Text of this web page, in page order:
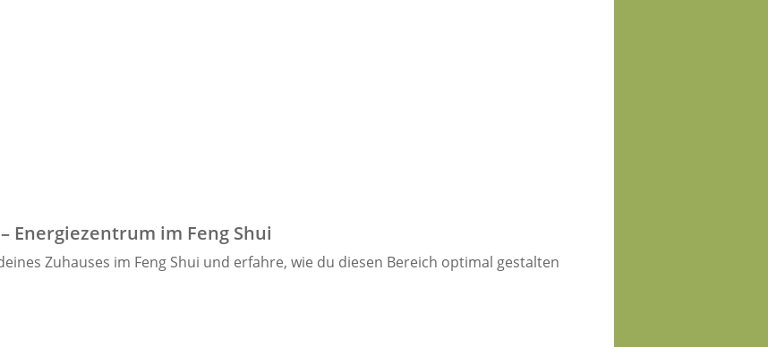
Energiezentrum im Feng Shui
Zuhauses im Feng Shui und erfahre, wie du diesen Bereich optimal gestalten